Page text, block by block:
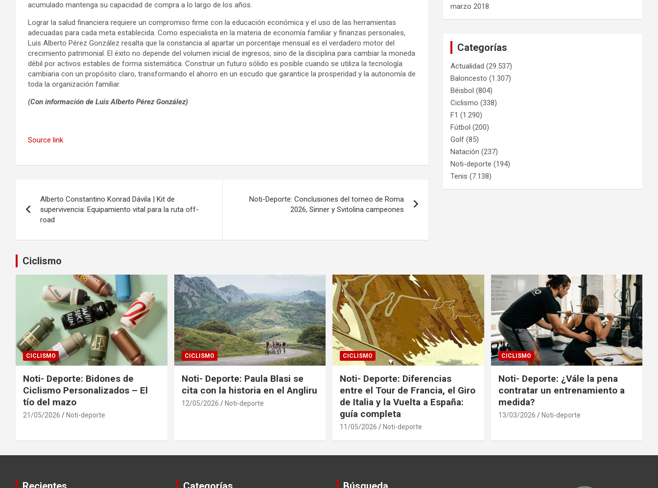
acumulado mantenga su capacidad de compra a lo largo de los años.
Lograr la salud financiera requiere un compromiso firme con la educación económica y el uso de las herramientas
adecuadas para cada meta establecida. Como especialista en la materia de economía familiar y finanzas personales,
Luis Alberto Pérez González resalta que la constancia al apartar un porcentaje mensual es el verdadero motor del
crecimiento patrimonial. El éxito no depende del volumen inicial de ingresos, sino de la disciplina para cambiar la moneda
débil por activos estables de forma sistemática. Construir un futuro sólido es posible cuando se utiliza la tecnología
cambiaria con un propósito claro, transformando el ahorro en un escudo que garantice la prosperidad y la autonomía de
toda la organización familiar.
(Con información de Luis Alberto Pérez González)
de
entradas
Source link
de
Alberto Constantino Konrad Dávila | Kit de
supervivencia: Equipamiento vital para la ruta off-
road
Noti-Deporte: Conclusiones del torneo de Roma
2026, Sinner y Svitolina campeones
marzo 2018
Categorías
Actualidad (29.537)
Baloncesto (1.307)
Béisbol (804)
Ciclismo (338)
F1 (1.290)
Fútbol (200)
Golf (85)
Natación (237)
Noti-deporte (194)
Tenis (7.138)
Ciclismo
CICLISMO
Noti- Deporte: Bidones de
Ciclismo Personalizados – El
tío del mazo
21/05/2026 Noti-deporte
CICLISMO
Noti- Deporte: Paula Blasi se
cita con la historia en el Angliru
12/05/2026 Noti-deporte
CICLISMO
Noti- Deporte: Diferencias
entre el Tour de Francia, el Giro
de Italia y la Vuelta a España:
guía completa
11/05/2026 Noti-deporte
CICLISMO
Noti- Deporte: ¿Vále la pena
contratar un entrenamiento a
medida?
13/03/2026 Noti-deporte